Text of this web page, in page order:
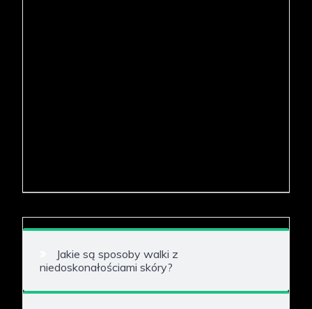
Jakie są sposoby walki z
niedoskonałościami skóry?